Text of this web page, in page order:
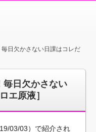
日欠かさない日課はコレだ
毎日欠かさない
エ原液］
03/03）で紹介され